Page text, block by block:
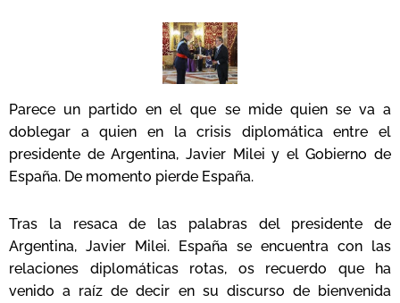
Parece un partido en el que se mide quien se va a
doblegar a quien en la crisis diplomática entre el
presidente de Argentina, Javier Milei y el Gobierno de
España. De momento pierde España.
Tras la resaca de las palabras del presidente de
Argentina, Javier Milei. España se encuentra con las
relaciones diplomáticas rotas, os recuerdo que ha
venido a raíz de decir en su discurso de bienvenida